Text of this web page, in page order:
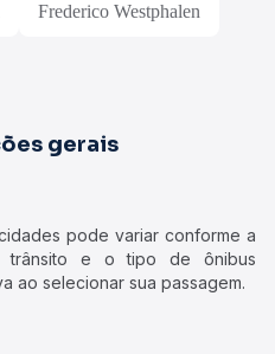
Frederico Westphalen
gerais
pode variar conforme a
trânsito e o tipo de ônibus
ao selecionar sua passagem.